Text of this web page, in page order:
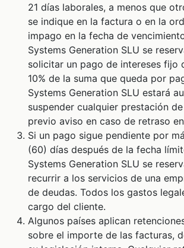
21 días laborales, a menos que
se indique en la factura o en la
impago en la fecha de
Systems Generation SLU se
solicitar un pago de intereses fijo
10% de la suma que queda por
Systems Generation SLU estará
suspender cualquier prestación
previo aviso en caso de retraso
Si un pago sigue pendiente por
(60) días después de la fecha
Systems Generation SLU se
recurrir a los servicios de una
de deudas. Todos los gastos
cargo del cliente.
Algunos países aplican
sobre el importe de las facturas,